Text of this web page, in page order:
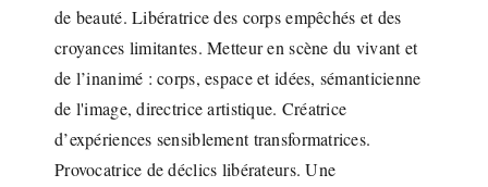
de beauté. Libératrice des corps empêchés et des
croyances limitantes. Metteur en scène du vivant et
de l’inanimé : corps, espace et idées, sémanticienne
de l'image, directrice artistique. Créatrice
d’expériences sensiblement transformatrices.
Provocatrice de déclics libérateurs. Une